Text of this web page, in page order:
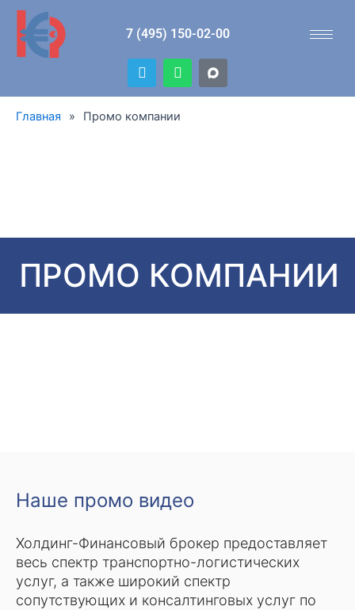
7 (495) 150-02-00
T
e
l
g
W
h
a
s
Главная » Промо компании
ПРОМО КОМПАНИИ
Наше промо видео
Холдинг-Финансовый брокер предоставляет
весь спектр транспортно-логистических
услуг, а также широкий спектр
сопутствующих и консалтинговых услуг по